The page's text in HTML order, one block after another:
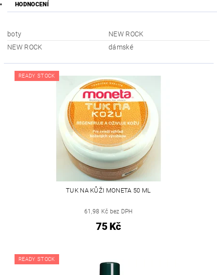
HODNOCENÍ
boty
NEW ROCK
NEW ROCK
dámské
READY STOCK
TUK NA KŮŽI MONETA 50 ML
61,98 Kč bez DPH
75 Kč
READY STOCK